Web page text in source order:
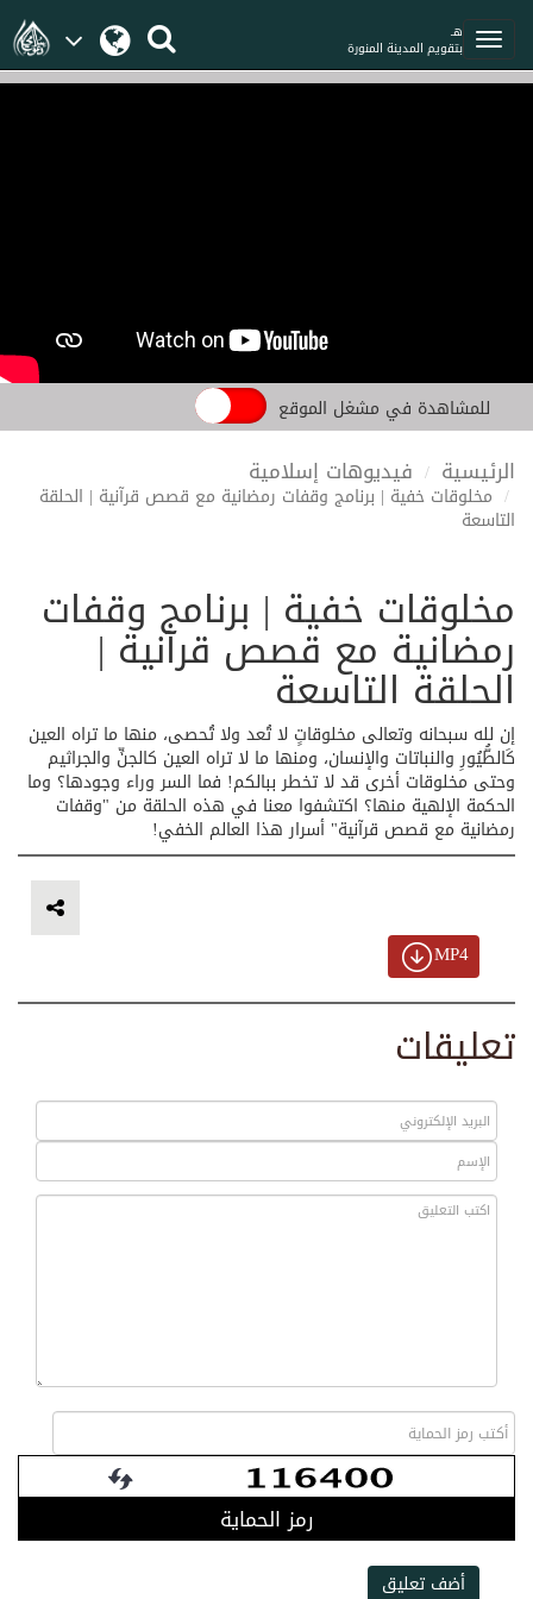
هـ
بتقويم المدينة المنورة
للمشاهدة في مشغل الموقع
الرئيسية فيديوهات إسلامية
مخلوقات خفية | برنامج وقفات رمضانية مع قصص قرآنية | الحلقة
التاسعة
مخلوقات خفية | برنامج وقفات
رمضانية مع قصص قرآنية |
الحلقة التاسعة
إن لله سبحانه وتعالى مخلوقاتٍ لا تُعد ولا تُحصى، منها ما تراه العين
كَالطُّيُورِ والنباتات والإنسان، ومنها ما لا تراه العين كالجنِّ والجراثيم
وحتى مخلوقات أخرى قد لا تخطر ببالكم! فما السر وراء وجودها؟ وما
الحكمة الإلهية منها؟ اكتشفوا معنا في هذه الحلقة من "وقفات
رمضانية مع قصص قرآنية" أسرار هذا العالم الخفي!
MP4
تعليقات
رمز الحماية
أضف تعليق